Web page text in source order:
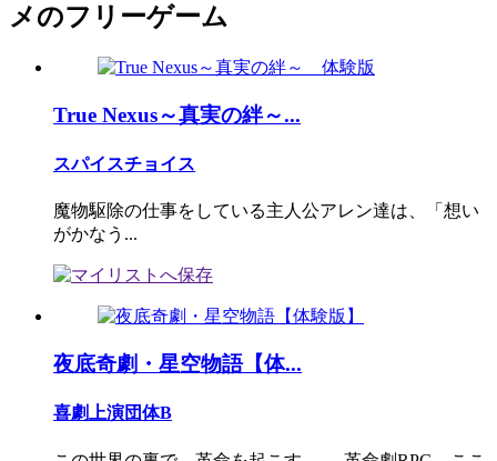
メのフリーゲーム
True Nexus～真実の絆～...
スパイスチョイス
魔物駆除の仕事をしている主人公アレン達は、「想い
がかなう...
夜底奇劇・星空物語【体...
喜劇上演団体B